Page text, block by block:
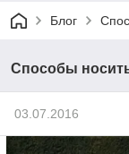
Блог
Способы
03.07.2016